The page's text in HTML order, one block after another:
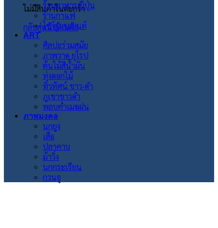
ไม่มีสินค้าในตะกร้า
กลับสู่หน้าร้านค้า
ร้านอาหารญี่ปุ่น
ร้านกาแฟ
โชว์รูมรถยนต์
ART
ศิลปะร่วมสมัย
ภาพวาด ยุโรป
ต้นไม้สีน้ำมัน
ทุ่งดอกไม้
ทิวทัศน์ ขาว-ดำ
ภูเขาขาวดำ
พลบค่ำเมฆฝน
ภาพมงคล
นกยูง
เสือ
ปลาคาบ
ม้าวิ่ง
นกกระเรียน
กวนอู